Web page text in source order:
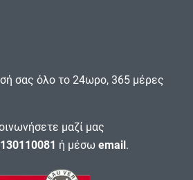
σας όλο το 24ωρο, 365 μέρες
μαζί μας
ή μέσω email.